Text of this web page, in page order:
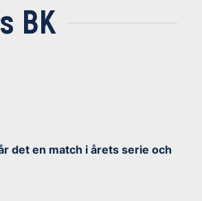
BK
det en match i årets serie och